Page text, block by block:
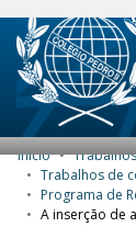
BRAZIL
Simplifique!
Comunica BR
Participe
Acesso à
Legislação
NAVEGAR
Início
Programa de